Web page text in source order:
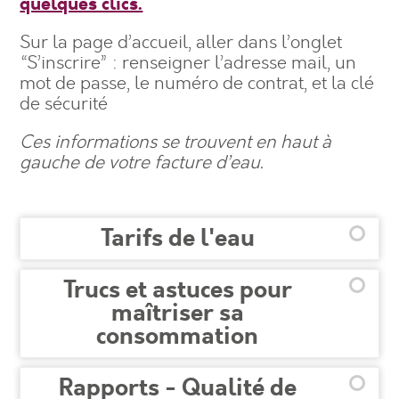
Sur la page d’accueil, aller dans l’onglet
“S’inscrire” : renseigner l’adresse mail, un
mot de passe, le numéro de contrat, et la clé
de sécurité
Ces informations se trouvent en haut à
gauche de votre facture d’eau.
Tarifs de l'eau
Trucs et astuces pour
maîtriser sa
consommation
Rapports - Qualité de